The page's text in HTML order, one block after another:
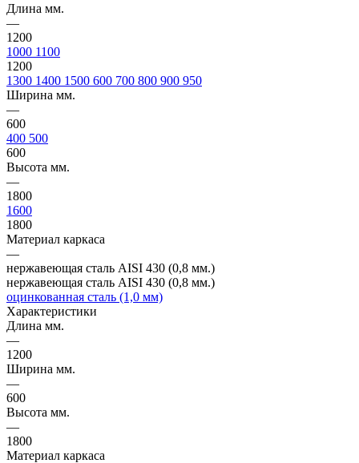
Длина мм.
—
1200
1000 1100
1200
1300 1400 1500 600 700 800 900 950
Ширина мм.
—
600
400 500
600
Высота мм.
—
1800
1600
1800
Материал каркаса
—
нержавеющая сталь AISI 430 (0,8 мм.)
нержавеющая сталь AISI 430 (0,8 мм.)
оцинкованная сталь (1,0 мм)
Характеристики
Длина мм.
—
1200
Ширина мм.
—
600
Высота мм.
—
1800
Материал каркаса